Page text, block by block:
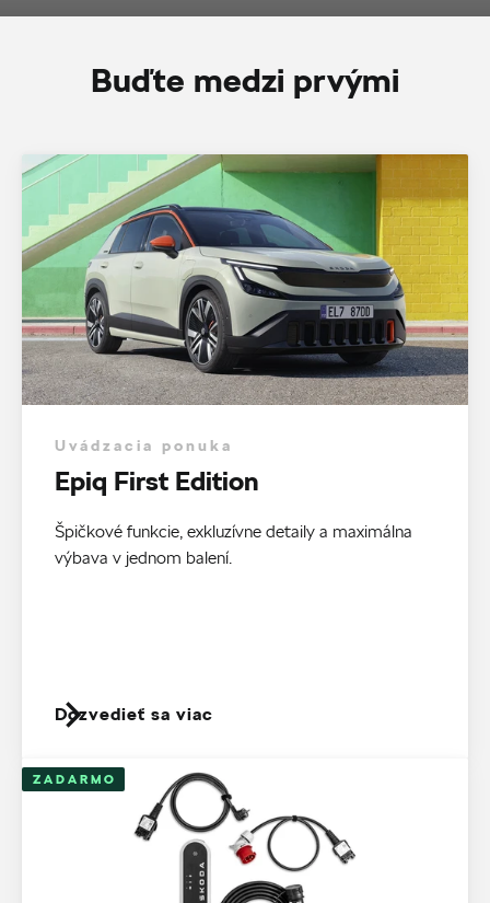
Buďte medzi prvými
Uvádzacia ponuka
Epiq First Edition
Špičkové funkcie, exkluzívne detaily a maximálna
výbava v jednom balení.
Dozvedieť sa viac
ZADARMO